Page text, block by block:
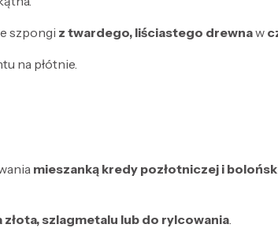
szpongi z twardego, liściastego drewnaw
na płótnie.
mieszanką kredy pozłotniczej i
złota, szlagmetalu lub do rylcowania